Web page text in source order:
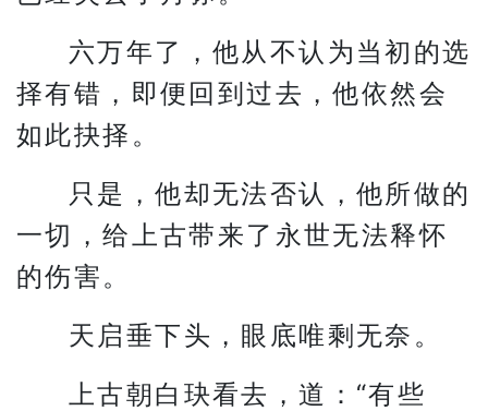
六万年了，他从不认为当初的选
择有错，即便回到过去，他依然会
如此抉择。
只是，他却无法否认，他所做的
一切，给上古带来了永世无法释怀
的伤害。
天启垂下头，眼底唯剩无奈。
上古朝白玦看去，道：“有些